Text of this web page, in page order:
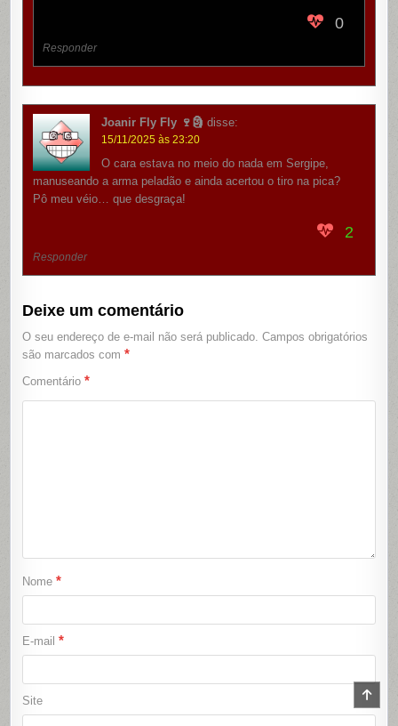
0
Responder
Joanir Fly Fly 🍷🗿 disse:
15/11/2025 às 23:20
O cara estava no meio do nada em Sergipe,
manuseando a arma peladão e ainda acertou o tiro na pica?
Pô meu véio… que desgraça!
2
Responder
Deixe um comentário
O seu endereço de e-mail não será publicado. Campos obrigatórios
são marcados com*
Comentário*
Nome*
E-mail*
Site
TO
TOP